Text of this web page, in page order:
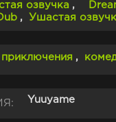
озвучка ,
, Ушастая
приключения ,
Yuuyame